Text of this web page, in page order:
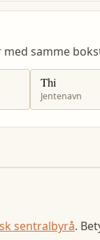
samme
Thi
Jentenavn
sentralbyrå.